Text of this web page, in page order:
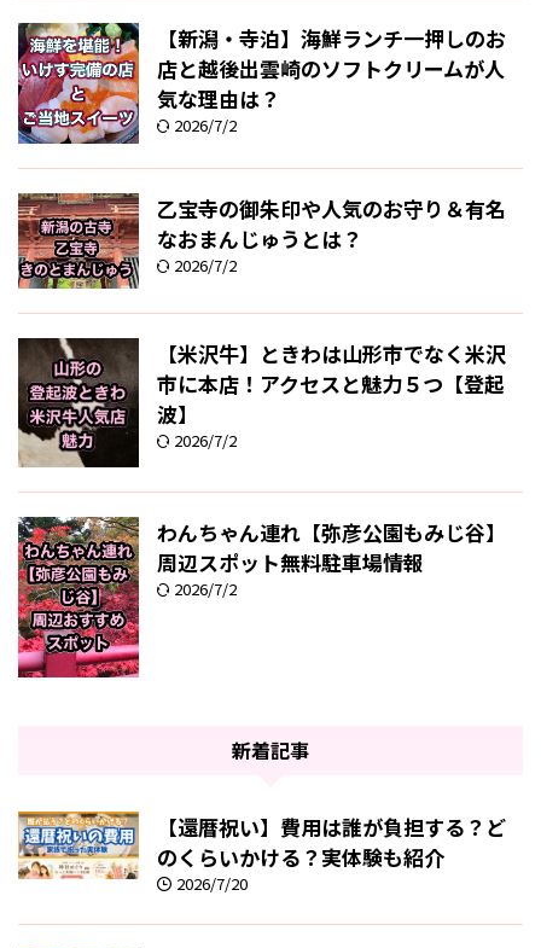
【新潟・寺泊】海鮮ランチ一押しのお
店と越後出雲崎のソフトクリームが人
気な理由は？
2026/7/2
乙宝寺の御朱印や人気のお守り＆有名
なおまんじゅうとは？
2026/7/2
【米沢牛】ときわは山形市でなく米沢
市に本店！アクセスと魅力５つ【登起
波】
2026/7/2
わんちゃん連れ【弥彦公園もみじ谷】
周辺スポット無料駐車場情報
2026/7/2
新着記事
【還暦祝い】費用は誰が負担する？ど
のくらいかける？実体験も紹介
2026/7/20